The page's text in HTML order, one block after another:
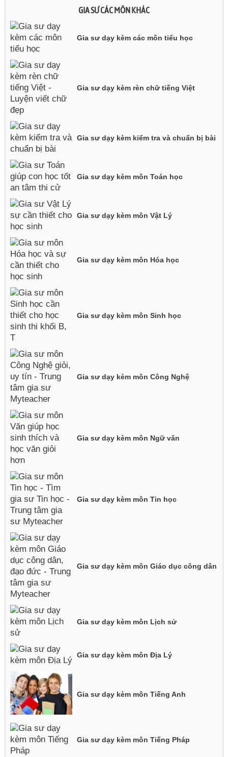
GIA SƯ CÁC MÔN KHÁC
Gia sư dạy kèm các môn tiểu học
Gia sư dạy kèm rèn chữ tiếng Việt
Gia sư dạy kèm kiểm tra và chuẩn bị bài
Gia sư dạy kèm môn Toán học
Gia sư dạy kèm môn Vật Lý
Gia sư dạy kèm môn Hóa học
Gia sư dạy kèm môn Sinh học
Gia sư dạy kèm môn Công Nghệ
Gia sư dạy kèm môn Ngữ văn
Gia sư dạy kèm môn Tin học
Gia sư dạy kèm môn Giáo dục công dân
Gia sư dạy kèm môn Lịch sử
Gia sư dạy kèm môn Địa Lý
Gia sư dạy kèm môn Tiếng Anh
Gia sư dạy kèm môn Tiếng Pháp